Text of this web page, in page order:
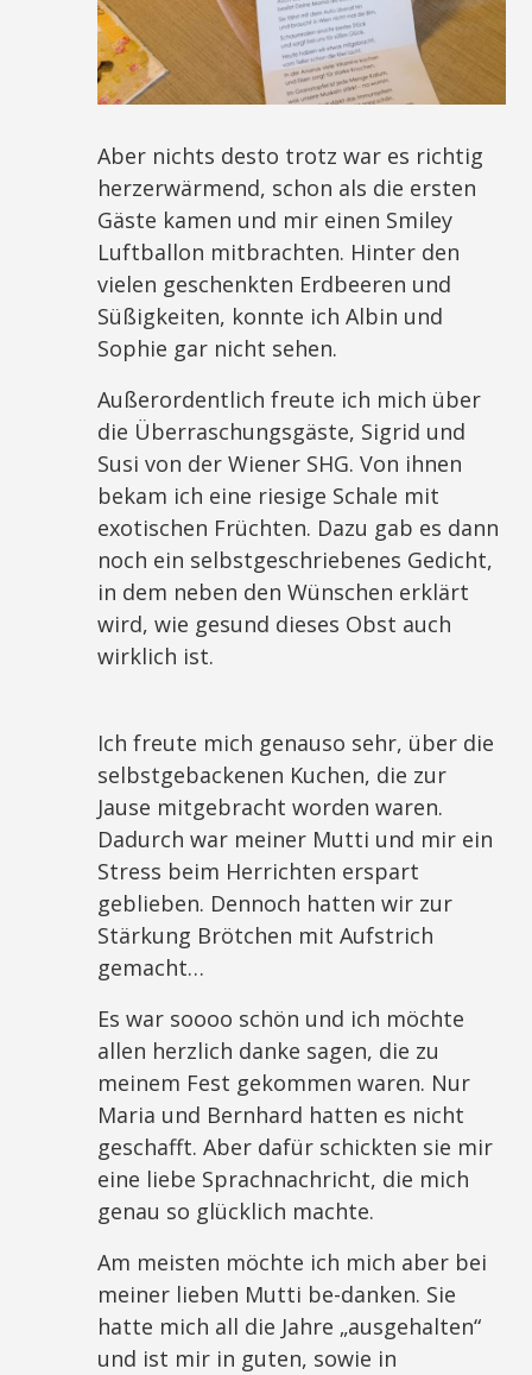
Aber nichts desto trotz war es richtig
herzerwärmend, schon als die ersten
Gäste kamen und mir einen Smiley
Luftballon mitbrachten. Hinter den
vielen geschenkten Erdbeeren und
Süßigkeiten, konnte ich Albin und
Sophie gar nicht sehen.
Außerordentlich freute ich mich über
die Überraschungsgäste, Sigrid und
Susi von der Wiener SHG. Von ihnen
bekam ich eine riesige Schale mit
exotischen Früchten. Dazu gab es dann
noch ein selbstgeschriebenes Gedicht,
in dem neben den Wünschen erklärt
wird, wie gesund dieses Obst auch
wirklich ist.
Ich freute mich genauso sehr, über die
selbstgebackenen Kuchen, die zur
Jause mitgebracht worden waren.
Dadurch war meiner Mutti und mir ein
Stress beim Herrichten erspart
geblieben. Dennoch hatten wir zur
Stärkung Brötchen mit Aufstrich
gemacht…
Es war soooo schön und ich möchte
allen herzlich danke sagen, die zu
meinem Fest gekommen waren. Nur
Maria und Bernhard hatten es nicht
geschafft. Aber dafür schickten sie mir
eine liebe Sprachnachricht, die mich
genau so glücklich machte.
Am meisten möchte ich mich aber bei
meiner lieben Mutti be-danken. Sie
hatte mich all die Jahre „ausgehalten“
und ist mir in guten, sowie in